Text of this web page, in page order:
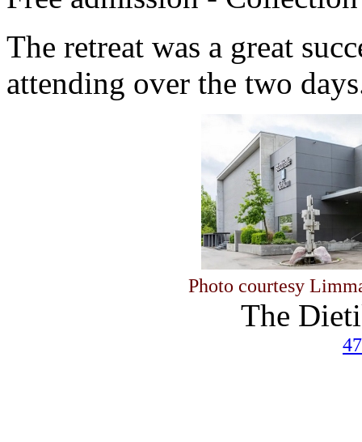
The retreat was a great
attending over the two
Photo courtesy
The